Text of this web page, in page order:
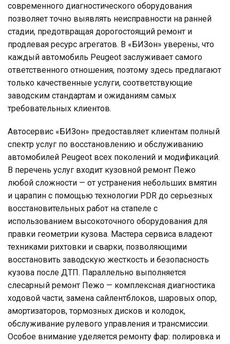
современного диагностического оборудования
позволяет точно выявлять неисправности на ранней
стадии, предотвращая дорогостоящий ремонт и
продлевая ресурс агрегатов. В «БИЗон» уверены, что
каждый автомобиль Peugeot заслуживает самого
ответственного отношения, поэтому здесь предлагают
только качественные услуги, соответствующие
заводским стандартам и ожиданиям самых
требовательных клиентов.
Автосервис «БИЗон» предоставляет клиентам полный
спектр услуг по восстановлению и обслуживанию
автомобилей Peugeot всех поколений и модификаций.
В перечень услуг входит кузовной ремонт Пежо
любой сложности — от устранения небольших вмятин
и царапин с помощью технологии PDR до серьезных
восстановительных работ на стапеле с
использованием высокоточного оборудования для
правки геометрии кузова. Мастера сервиса владеют
техниками рихтовки и сварки, позволяющими
восстановить заводскую жесткость и безопасность
кузова после ДТП. Параллельно выполняется
слесарный ремонт Пежо — комплексная диагностика
ходовой части, замена сайлентблоков, шаровых опор,
амортизаторов, тормозных дисков и колодок,
обслуживание рулевого управления и трансмиссии.
Особое внимание уделяется ремонту фар: полировка и